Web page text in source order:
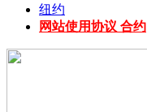
纽约
网站使用协议 合约